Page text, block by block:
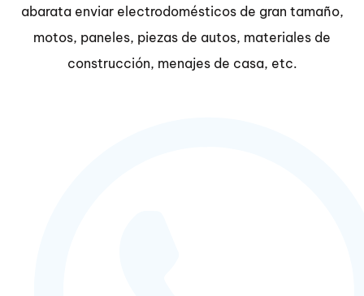
abarata enviar electrodomésticos de gran tamaño,
motos, paneles, piezas de autos, materiales de
construcción, menajes de casa, etc.